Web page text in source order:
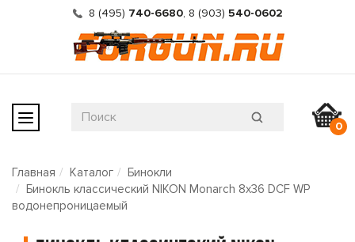
8 (495) 740-6680, 8 (903) 540-0602
0
Главная Каталог
Бинокли
Бинокль классический NIKON Monarch 8x36 DCF WP
водонепроницаемый